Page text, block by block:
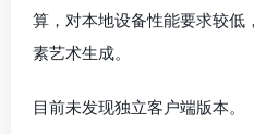
算，对本地设备性能要求较低
素艺术生成。
目前未发现独立客户端版本。